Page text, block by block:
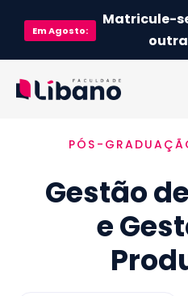
EmAgosto:
Matricule-
Ementa
Como funciona
Credenciamento MEC
PÓS-
Gestão
e